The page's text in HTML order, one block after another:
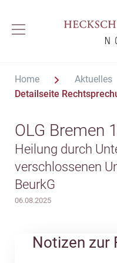
Home Aktuelles
Detailseite
OLG Bremen
Heilung durch
verschlossenen
BeurkG
06.08.2025
Notizen zur